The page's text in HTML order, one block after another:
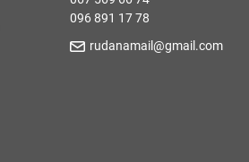
096 891 17 78
rudanamail@gmail.com